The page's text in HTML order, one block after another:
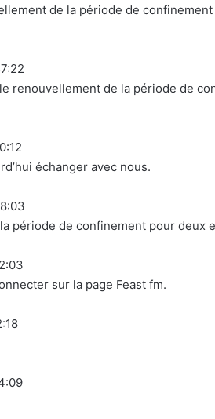
de la période de
le renouvellement de la période de
échanger avec nous.
période de confinement pour
sur la page Feast fm.